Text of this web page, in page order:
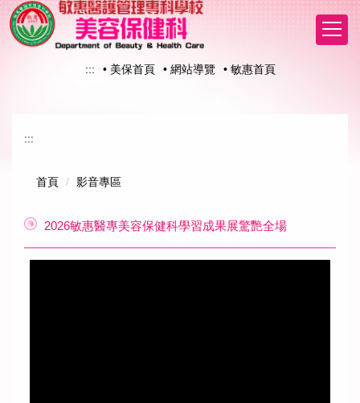
跳
到
主
::: • 美保首頁 • 網站導覽 • 敏惠首頁
:::
首頁 影音專區
2026敏惠醫專美容保健科學習成果展驚艷全場